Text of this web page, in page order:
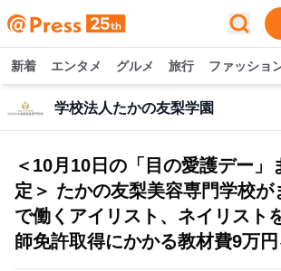
新着 エンタメ グルメ 旅行 ファッショ
学校法人たかの友梨学園
＜10月10日の「目の愛護デー」
定＞ たかの友梨美容専門学校が
で働くアイリスト、ネイリス
師免許取得にかかる教材費9万